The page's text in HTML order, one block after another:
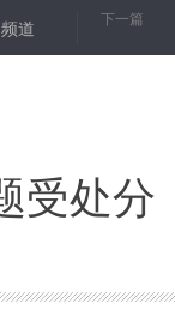
房地产市场调控：
频道 下一篇
受处分